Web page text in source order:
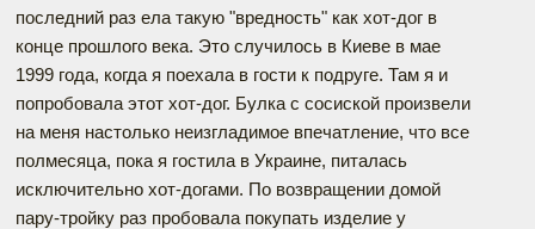
последний раз ела такую "вредность" как хот-дог в
конце прошлого века. Это случилось в Киеве в мае
1999 года, когда я поехала в гости к подруге. Там я и
попробовала этот хот-дог. Булка с сосиской произвели
на меня настолько неизгладимое впечатление, что все
полмесяца, пока я гостила в Украине, питалась
исключительно хот-догами. По возвращении домой
пару-тройку раз пробовала покупать изделие у